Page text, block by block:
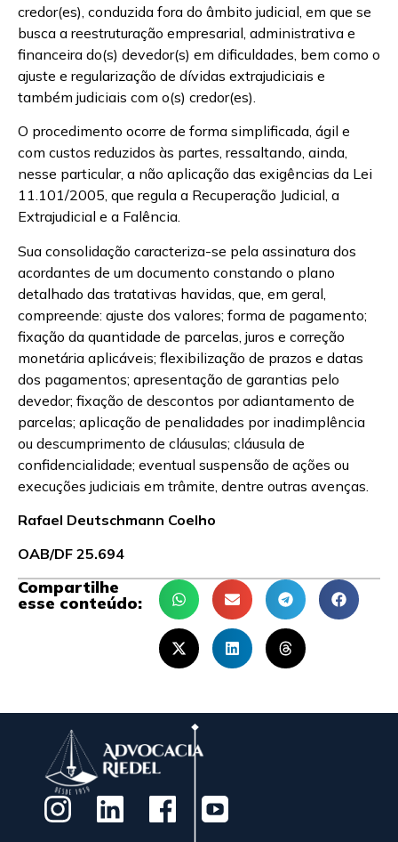
credor(es), conduzida fora do âmbito judicial, em que se
busca a reestruturação empresarial, administrativa e
financeira do(s) devedor(s) em dificuldades, bem como o
ajuste e regularização de dívidas extrajudiciais e
também judiciais com o(s) credor(es).
O procedimento ocorre de forma simplificada, ágil e
com custos reduzidos às partes, ressaltando, ainda,
nesse particular, a não aplicação das exigências da Lei
11.101/2005, que regula a Recuperação Judicial, a
Extrajudicial e a Falência.
Sua consolidação caracteriza-se pela assinatura dos
acordantes de um documento constando o plano
detalhado das tratativas havidas, que, em geral,
compreende: ajuste dos valores; forma de pagamento;
fixação da quantidade de parcelas, juros e correção
monetária aplicáveis; flexibilização de prazos e datas
dos pagamentos; apresentação de garantias pelo
devedor; fixação de descontos por adiantamento de
parcelas; aplicação de penalidades por inadimplência
ou descumprimento de cláusulas; cláusula de
confidencialidade; eventual suspensão de ações ou
execuções judiciais em trâmite, dentre outras avenças.
Rafael Deutschmann Coelho
OAB/DF 25.694
Compartilhe
esse conteúdo: